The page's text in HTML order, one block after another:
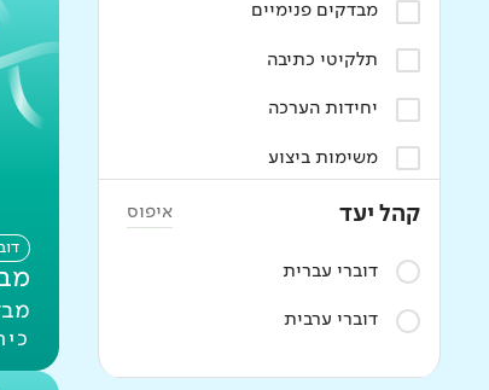
מבדקים פנימיים
תלקיטי כתיבה
יחידות הערכה
משימות ביצוע
קהל יעד איפוס
דוברי עברית
דוברי ערבית